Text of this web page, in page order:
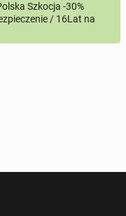
Szkocja -30%
/ 16Lat na